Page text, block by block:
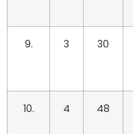
9. 3 30
10. 4 48